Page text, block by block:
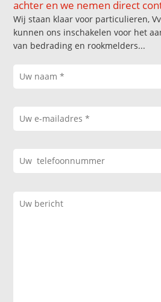
achter en we nemen direct
Wij staan klaar voor particulieren,
kunnen ons inschakelen voor het
van bedrading en rookmelders...